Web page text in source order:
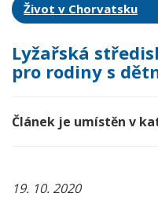
Život v Chorvatsku
Lyžařská
pro rodiny s
Článek je umístěn v
19. 10. 2020